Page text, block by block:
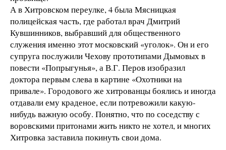
А в Хитровском переулке, 4 была Мясницкая
полицейская часть, где работал врач Дмитрий
Кувшинников, выбравший для общественного
служения именно этот московский «уголок». Он и его
супруга послужили Чехову прототипами Дымовых в
повести «Попрыгунья», а В.Г. Перов изобразил
доктора первым слева в картине «Охотники на
привале». Городового же хитрованцы боялись и иногда
отдавали ему краденое, если потревожили какую-
нибудь важную особу. Понятно, что по соседству с
воровскими притонами жить никто не хотел, и многих
Хитровка заставила покинуть свои дома.